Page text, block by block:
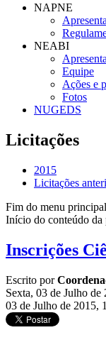
NAPNE
NEABI
Equipe
Ações e
Fotos
NUGEDS
Licitações
2015
Licitações
Fim do menu principal
Início do conteúdo da
Inscrições
Escrito por
Sexta, 03 de Julho de
03 de Julho de 2015,